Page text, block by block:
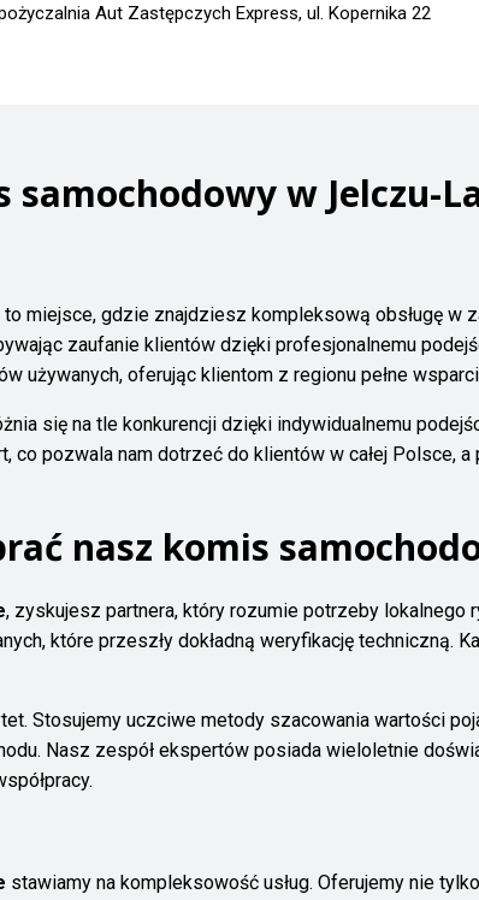
Aut Zastępczych Express, ul. Kopernika 22
w Jelczu-
to miejsce, gdzie znajdziesz kompleksową obsługę w
zaufanie klientów dzięki profesjonalnemu
używanych, oferując klientom z regionu pełne
się na tle konkurencji dzięki indywidualnemu
co pozwala nam dotrzeć do klientów w całej Polsce,
nasz komis
, zyskujesz partnera, który rozumie potrzeby
które przeszły dokładną weryfikację techniczną.
Stosujemy uczciwe metody szacowania wartości
Nasz zespół ekspertów posiada wieloletnie
stawiamy na kompleksowość usług. Oferujemy nie